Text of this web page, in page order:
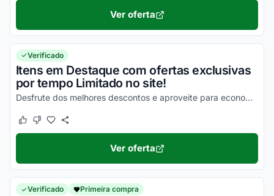
Ver oferta
Verificado
Itens em Destaque com ofertas exclusivas
por tempo Limitado no site!
Desfrute dos melhores descontos e aproveite para economizar!
Este cupom funcionou
Este cupom não funcionou
Ver oferta
Verificado Primeira compra